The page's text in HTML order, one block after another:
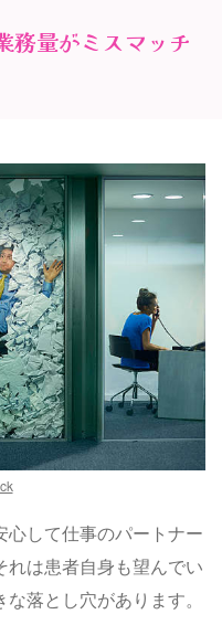
務量がミスマッチ
して仕事のパートナー
れは患者自身も望んでい
落とし穴があります。